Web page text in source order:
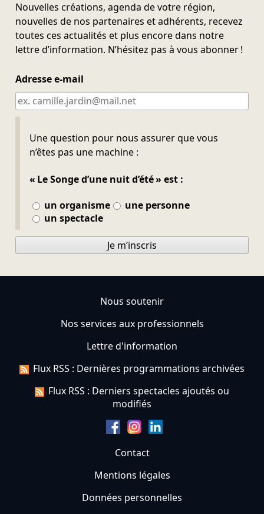
Nouvelles créations, agenda de votre région,
nouvelles de nos partenaires et adhérents, recevez
toutes ces actualités et plus encore dans notre
lettre d’information. N’hésitez pas à vous abonner !
Adresse e-mail
Une question pour nous assurer que vous
n’êtes pas une machine :
« Le Songe d’une nuit d’été » est :
un organisme
une personne
un spectacle
Ne pas remplir
Je m’inscris
Nous soutenir
Nos services aux professionnels
Lettre d'information
Flux RSS : Dernières programmations archivées
Flux RSS : Derniers spectacles ajoutés ou
modifiés
Contact
Mentions légales
Données personnelles